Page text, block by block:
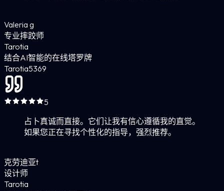
Valeria g
专业摔跤师
Tarotia
结合AI智能的在线塔罗牌
Tarotia5369
5
占卜真诚而直接。它们让我有信心遵循我的直觉。
如果您正在寻找个性化的指导，强烈推荐。
克劳迪亚t
设计师
Tarotia